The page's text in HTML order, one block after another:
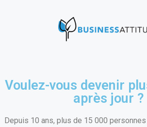
Voulez-vous devenir
après jour ?
Depuis 10 ans, plus de 15 000 personnes